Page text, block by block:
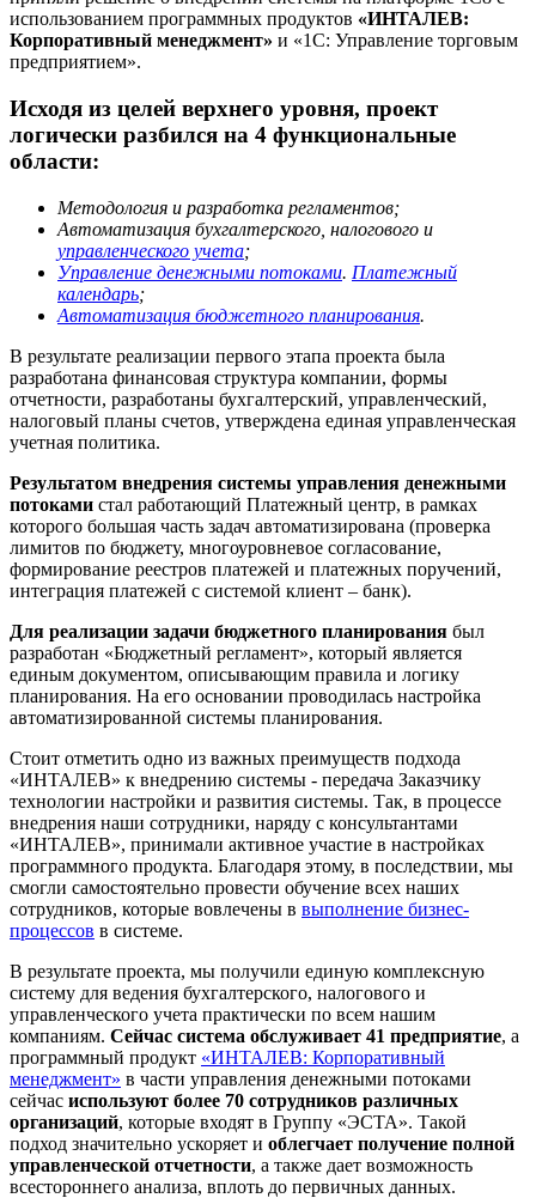
использованием программных продуктов «ИНТАЛЕВ:
Корпоративный менеджмент» и «1С: Управление торговым
предприятием».
Исходя из целей верхнего уровня, проект
логически разбился на 4 функциональные
области:
Методология и разработка регламентов;
Автоматизация бухгалтерского, налогового и
управленческого учета;
Управление денежными потоками. Платежный
календарь;
Автоматизация бюджетного планирования.
В результате реализации первого этапа проекта была
разработана финансовая структура компании, формы
отчетности, разработаны бухгалтерский, управленческий,
налоговый планы счетов, утверждена единая управленческая
учетная политика.
Результатом внедрения системы управления денежными
потоками стал работающий Платежный центр, в рамках
которого большая часть задач автоматизирована (проверка
лимитов по бюджету, многоуровневое согласование,
формирование реестров платежей и платежных поручений,
интеграция платежей с системой клиент – банк).
Для реализации задачи бюджетного планирования был
разработан «Бюджетный регламент», который является
единым документом, описывающим правила и логику
планирования. На его основании проводилась настройка
автоматизированной системы планирования.
Стоит отметить одно из важных преимуществ подхода
«ИНТАЛЕВ» к внедрению системы - передача Заказчику
технологии настройки и развития системы. Так, в процессе
внедрения наши сотрудники, наряду с консультантами
«ИНТАЛЕВ», принимали активное участие в настройках
программного продукта. Благодаря этому, в последствии, мы
смогли самостоятельно провести обучение всех наших
сотрудников, которые вовлечены в выполнение бизнес-
процессов в системе.
В результате проекта, мы получили единую комплексную
систему для ведения бухгалтерского, налогового и
управленческого учета практически по всем нашим
компаниям. Сейчас система обслуживает 41 предприятие, а
программный продукт «ИНТАЛЕВ: Корпоративный
менеджмент» в части управления денежными потоками
сейчас используют более 70 сотрудников различных
организаций, которые входят в Группу «ЭСТА». Такой
подход значительно ускоряет и облегчает получение полной
управленческой отчетности, а также дает возможность
всестороннего анализа, вплоть до первичных данных.